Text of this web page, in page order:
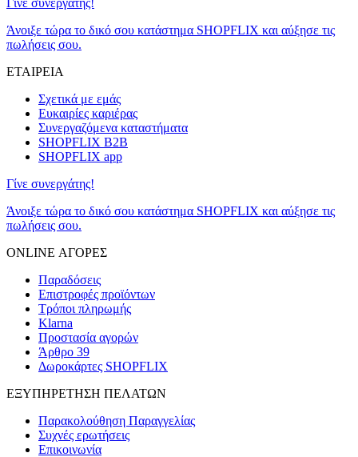
Άνοιξε τώρα το δικό σου κατάστημα SHOPFLIX και αύξησε τις
πωλήσεις σου.
ΕΤΑΙΡΕΙΑ
Σχετικά με εμάς
Ευκαιρίες καριέρας
Συνεργαζόμενα καταστήματα
SHOPFLIX B2B
SHOPFLIX app
Γίνε συνεργάτης!
Άνοιξε τώρα το δικό σου κατάστημα SHOPFLIX και αύξησε τις
πωλήσεις σου.
ONLINE ΑΓΟΡΕΣ
Παραδόσεις
Επιστροφές προϊόντων
Τρόποι πληρωμής
Klarna
Προστασία αγορών
Άρθρο 39
Δωροκάρτες SHOPFLIX
ΕΞΥΠΗΡΕΤΗΣΗ ΠΕΛΑΤΩΝ
Παρακολούθηση Παραγγελίας
Συχνές ερωτήσεις
Επικοινωνία